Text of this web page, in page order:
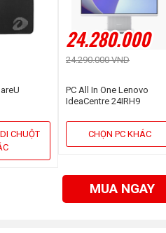
CHUỘT
24.280.000
24.290.000 VND
PC All In One Lenovo
IdeaCentre 24IRH9
13620H | 16GB | 512GB |
23.8 inch FHD | Win11)
CHỌN PC KHÁC
MUA NGAY